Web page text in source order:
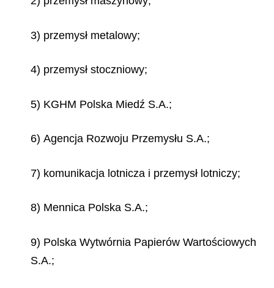
3) przemysł metalowy;
4) przemysł stoczniowy;
5) KGHM Polska Miedź S.A.;
6) Agencja Rozwoju Przemysłu S.A.;
7) komunikacja lotnicza i przemysł lotniczy;
8) Mennica Polska S.A.;
9) Polska Wytwórnia Papierów Wartościowych
S.A.;